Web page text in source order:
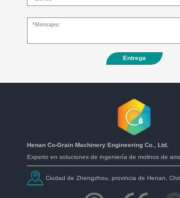
Entrega
Henan Co-Grain Machinery Engineering Co., Ltd.
Experto en soluciones de ingeniería de molinos de
Ciudad de Zhengzhou, provincia de Henan,